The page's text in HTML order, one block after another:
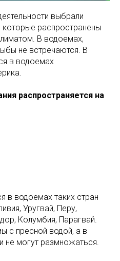
выбрали
которые распространены
В водоемах,
не встречаются. В
в водоемах
распространяется на
в водоемах таких стран
Уругвай, Перу,
Колумбия, Парагвай.
с пресной водой, а в
не могут размножаться.